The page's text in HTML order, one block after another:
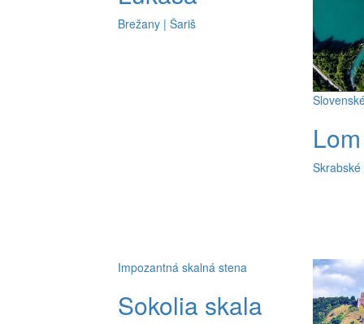
Brežany | Šariš
Impozantná skalná stena
Sokolia skala